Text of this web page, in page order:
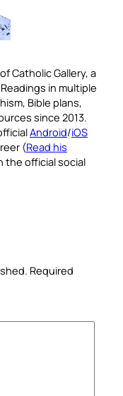
Catholic Gallery, a
in multiple
Bible plans,
since 2013.
Android/iOS
(Read his
the official social
Required